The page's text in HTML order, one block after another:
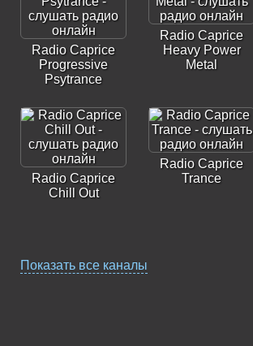
Radio Caprice
Progressive
Psytrance
Radio Caprice
Heavy Power
Metal
Radio Caprice
Chill Out
Radio Caprice
Trance
Показать все каналы